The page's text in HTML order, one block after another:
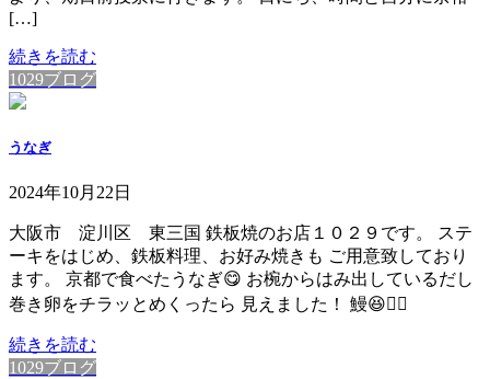
[…]
続きを読む
1029ブログ
うなぎ
2024年10月22日
大阪市 淀川区 東三国 鉄板焼のお店１０２９です。 ステ
ーキをはじめ、鉄板料理、お好み焼きも ご用意致しており
ます。 京都で食べたうなぎ😋 お椀からはみ出しているだし
巻き卵をチラッとめくったら 見えました！ 鰻😆👍🏻
続きを読む
1029ブログ